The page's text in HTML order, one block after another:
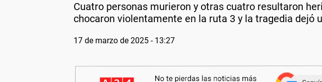
Cuatro personas murieron y otras cuatro resultaron
chocaron violentamente en la ruta 3 y la tragedia dejó
17 de marzo de 2025 - 13:27